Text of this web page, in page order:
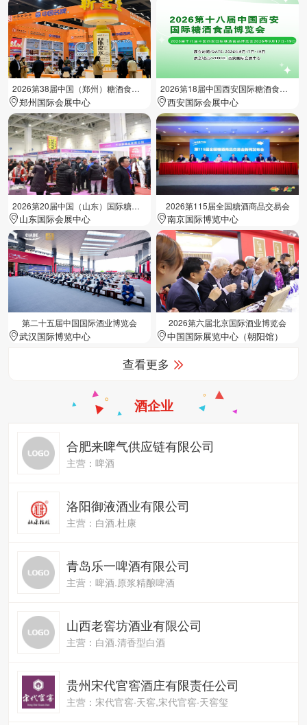
2026第38届中国（郑州）糖酒食品交易会
郑州国际会展中心
2026第18届中国西安国际糖酒食品展览会
西安国际会展中心
2026第20届中国（山东）国际糖酒食品交易会
山东国际会展中心
2026第115届全国糖酒商品交易会
南京国际博览中心
第二十五届中国国际酒业博览会
武汉国际博览中心
2026第六届北京国际酒业博览会
中国国际展览中心（朝阳馆）
查看更多
酒企业
合肥来啤气供应链有限公司
主营：啤酒
洛阳御液酒业有限公司
主营：白酒.杜康
青岛乐一啤酒有限公司
主营：啤酒.原浆精酿啤酒
山西老窖坊酒业有限公司
主营：白酒.清香型白酒
贵州宋代官窖酒庄有限责任公司
主营：宋代官窖·天窖,宋代官窖·天窖玺